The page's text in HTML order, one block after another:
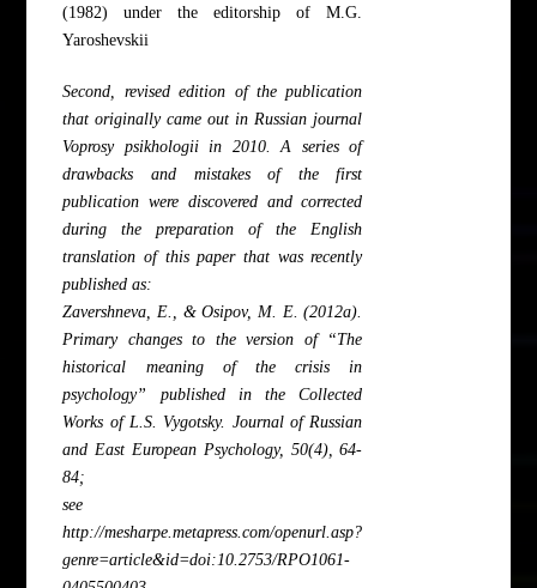
(1982) under the editorship of M.G.
Yaroshevskii
Second, revised edition of the publication
that originally came out in Russian journal
Voprosy psikhologii in 2010. A series of
drawbacks and mistakes of the first
publication were discovered and corrected
during the preparation of the English
translation of this paper that was recently
published as:
Zavershneva, E., & Osipov, M. E. (2012a).
Primary changes to the version of “The
historical meaning of the crisis in
psychology” published in the Collected
Works of L.S. Vygotsky. Journal of Russian
and East European Psychology, 50(4), 64-
84;
see
http://mesharpe.metapress.com/openurl.asp?
genre=article&id=doi:10.2753/RPO1061-